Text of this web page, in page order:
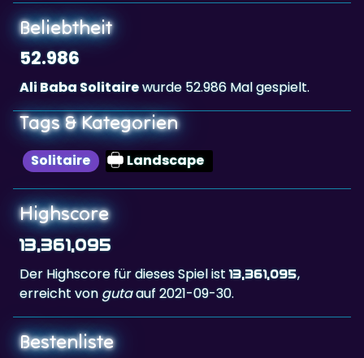
52.986
Ali Baba Solitaire
Tags & Kategorien
Solitaire Landscape
Highscore
13,361,095
Der Highscore für dieses Spiel ist
erreicht vonguta
Bestenliste
1.guta